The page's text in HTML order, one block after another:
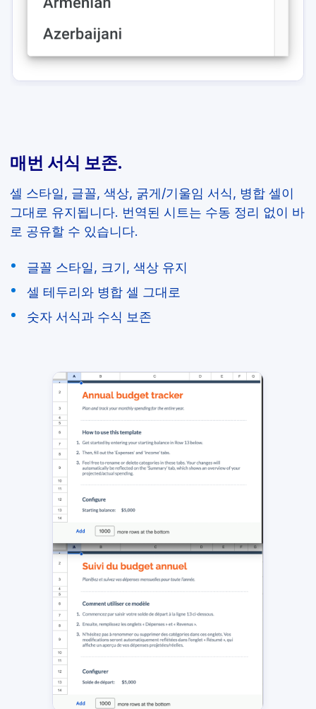
매번 서식 보존.
셀 스타일, 글꼴, 색상, 굵게/기울임 서식, 병합 셀이
그대로 유지됩니다. 번역된 시트는 수동 정리 없이 바
로 공유할 수 있습니다.
글꼴 스타일, 크기, 색상 유지
셀 테두리와 병합 셀 그대로
숫자 서식과 수식 보존